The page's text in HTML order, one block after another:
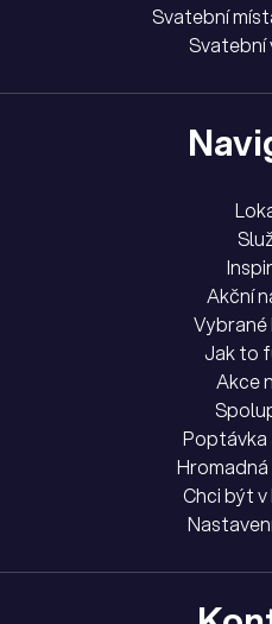
Svatební
Svatební
Akční
Jak to
Akce
Chci být